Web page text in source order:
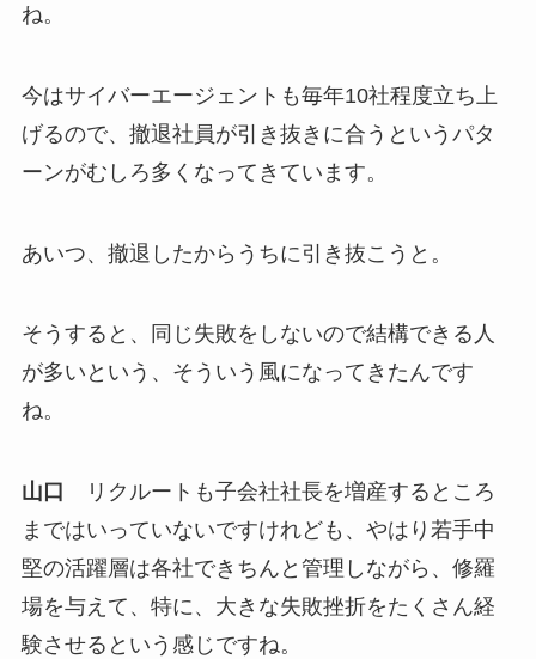
ね。
今はサイバーエージェントも毎年10社程度立ち上
げるので、撤退社員が引き抜きに合うというパタ
ーンがむしろ多くなってきています。
あいつ、撤退したからうちに引き抜こうと。
そうすると、同じ失敗をしないので結構できる人
が多いという、そういう風になってきたんです
ね。
山口
リクルートも子会社社長を増産するところ
まではいっていないですけれども、やはり若手中
堅の活躍層は各社できちんと管理しながら、修羅
場を与えて、特に、大きな失敗挫折をたくさん経
験させるという感じですね。